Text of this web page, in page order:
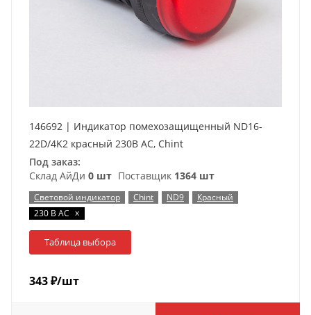
146692 | Индикатор помехозащищенный ND16-
22D/4K2 красный 230В АС, Chint
Под заказ:
Склад АйДи 0 шт Поставщик 1364 шт
Световой индикатор Chint ND9
Красный
230 В AC x
Таблица выбора
343₽/шт